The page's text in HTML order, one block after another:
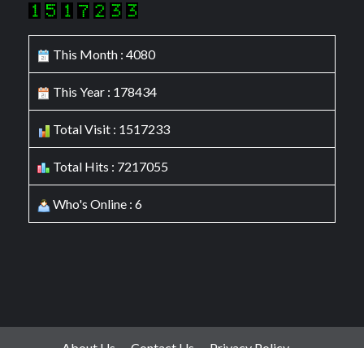
This Month : 4080
This Year : 178434
Total Visit : 1517233
Total Hits : 7217055
Who's Online : 6